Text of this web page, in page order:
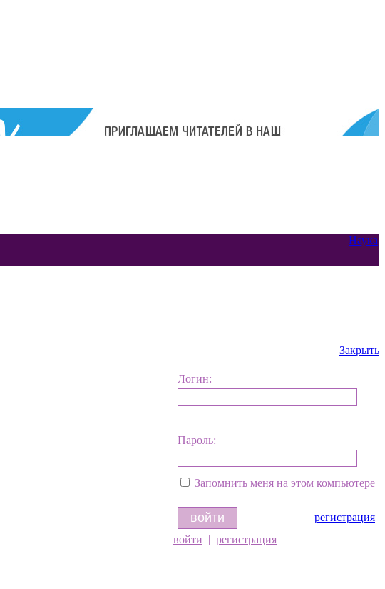
Наука
Закрыть
Логин:
Пароль:
Запомнить меня на этом компьютере
регистрация
войти | регистрация